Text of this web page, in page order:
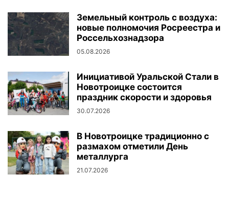
Земельный контроль с воздуха:
новые полномочия Росреестра и
Россельхознадзора
05.08.2026
Инициативой Уральской Стали в
Новотроицке состоится
праздник скорости и здоровья
30.07.2026
В Новотроицке традиционно с
размахом отметили День
металлурга
21.07.2026